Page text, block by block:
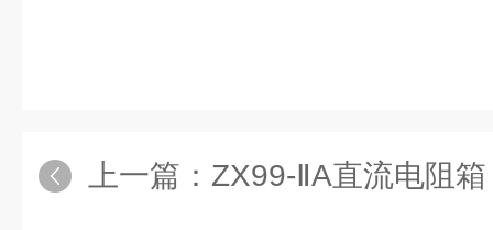
上一篇： ZX99-ⅡA直流电阻箱